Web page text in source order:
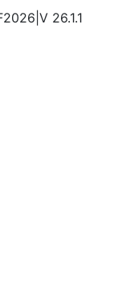
2026 V 26.1.1